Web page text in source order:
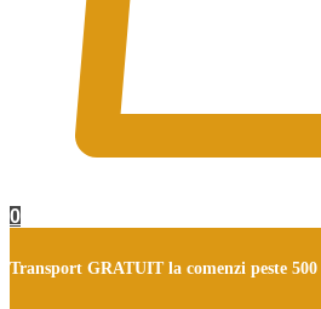
0
Transport GRATUIT la comenzi peste 500